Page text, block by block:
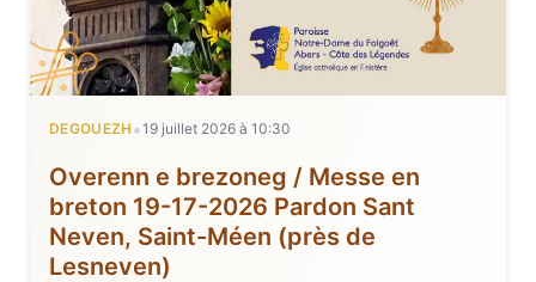
DEGOUEZH •19 juillet 2026 à10:30
Overenn e brezoneg / Messe en
breton 19-17-2026 Pardon Sant
Neven, Saint-Méen (près de
Lesneven)